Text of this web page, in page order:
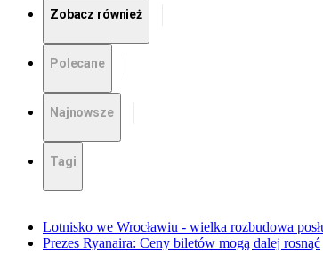
Zobacz również
Polecane
Najnowsze
Tagi
Lotnisko we Wrocławiu - wielka rozbudowa
Prezes Ryanaira: Ceny biletów mogą dalej rosnąć